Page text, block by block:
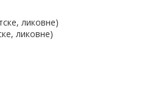
ликовне)
ликовне)